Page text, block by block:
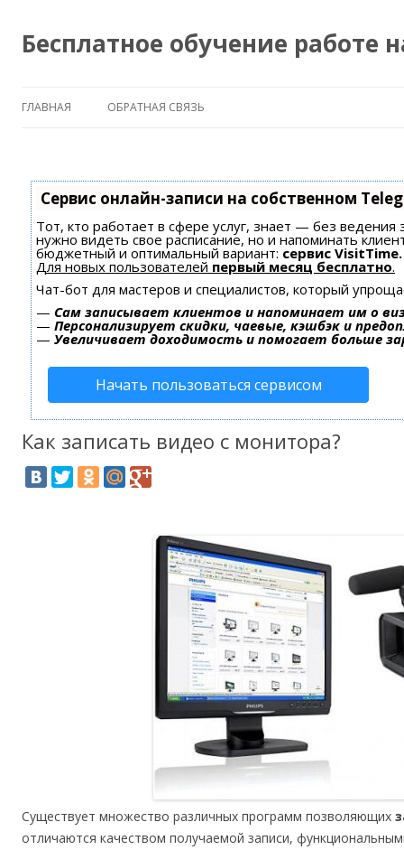
Бесплатное обучение работе
ГЛАВНАЯ ОБРАТНАЯ СВЯЗЬ
Сервис онлайн-записи на собственном
Тот, кто работает в сфере услуг, знает — без ведения
нужно видеть свое расписание, но и напоминать
бюджетный и оптимальный вариант: сервис VisitTime.
Для новых пользователей первый месяц бесплатно.
Чат-бот для мастеров и специалистов, который
— Сам записывает клиентов и напоминает им о
— Персонализирует скидки, чаевые, кэшбэк и
— Увеличивает доходимость и помогает больше
Начать пользоваться сервисом
Как записать видео с монитора?
Существует множество различных программ позволяющих
отличаются качеством получаемой записи,